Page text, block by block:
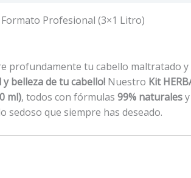
Formato Profesional (3×1 Litro)
profundamente tu cabello maltratado
belleza de tu cabello! Nuestro Kit
ml), todos con fórmulas 99% naturales
que siempre has deseado.